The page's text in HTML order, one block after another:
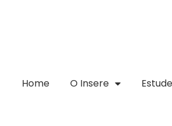
Home O Insere